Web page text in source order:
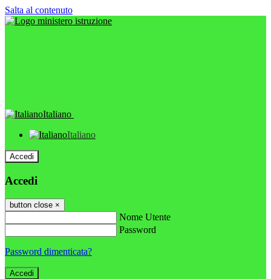
Salta al contenuto
Italiano
Italiano
Accedi
Accedi
button close ×
Nome Utente
Password
Password dimenticata?